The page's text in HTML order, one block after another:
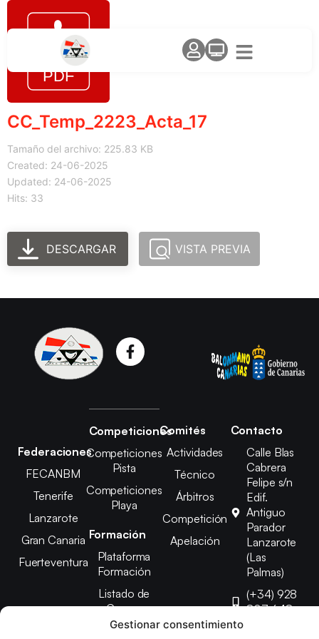
Gestionar consentimiento
CC_Temp_2223_Acta_17
Tamaño del archivo: 225.83 KB
Created: 24-06-2025
Updated: 24-06-2025
Hits: 33
DESCARGAR VISTA PREVIA
Federaciones
FECANBM
Tenerife
Lanzarote
Gran Canaria
Fuerteventura
Competiciones
Competiciones
Pista
Competiciones
Playa
Formación
Plataforma
Formación
Listado de
Cursos
Comités
Actividades
Técnico
Árbitros
Competición
Apelación
Contacto
Calle Blas
Cabrera
Felipe s/n
Edif.
Antiguo
Parador
Lanzarote
(Las
Palmas)
(+34) 928
807 648